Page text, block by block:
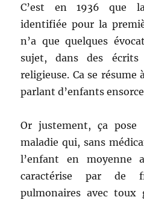
C’est en 1936 que
identifiée pour la
n’a que quelques
sujet, dans des
religieuse. Ca se résume
parlant d’enfants
Or justement, ça pose
maladie qui, sans
l’enfant en moyenne
caractérise par de
pulmonaires avec toux